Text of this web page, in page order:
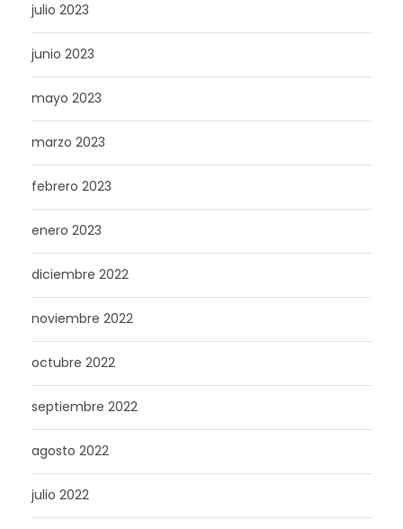
julio 2023
junio 2023
mayo 2023
marzo 2023
febrero 2023
enero 2023
diciembre 2022
noviembre 2022
octubre 2022
septiembre 2022
agosto 2022
julio 2022